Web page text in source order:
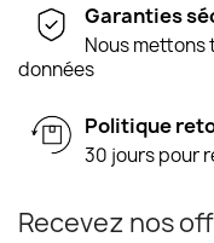
Garanties
Nous mettons
données
Politique
30 jours pour
Recevez nos